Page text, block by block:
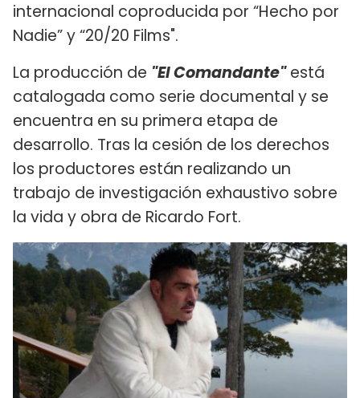
internacional coproducida por “Hecho por
Nadie” y “20/20 Films".
La producción de "El Comandante"está
catalogada como serie documental y se
encuentra en su primera etapa de
desarrollo. Tras la cesión de los derechos
los productores están realizando un
trabajo de investigación exhaustivo sobre
la vida y obra de Ricardo Fort.